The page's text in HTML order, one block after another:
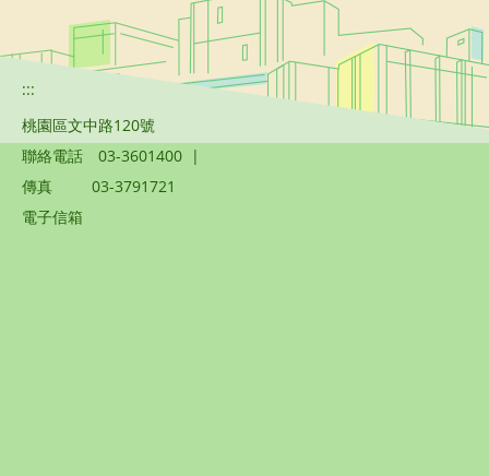
:::
桃園區文中路120號
聯絡電話
03-3601400 |
傳真
03-3791721
電子信箱